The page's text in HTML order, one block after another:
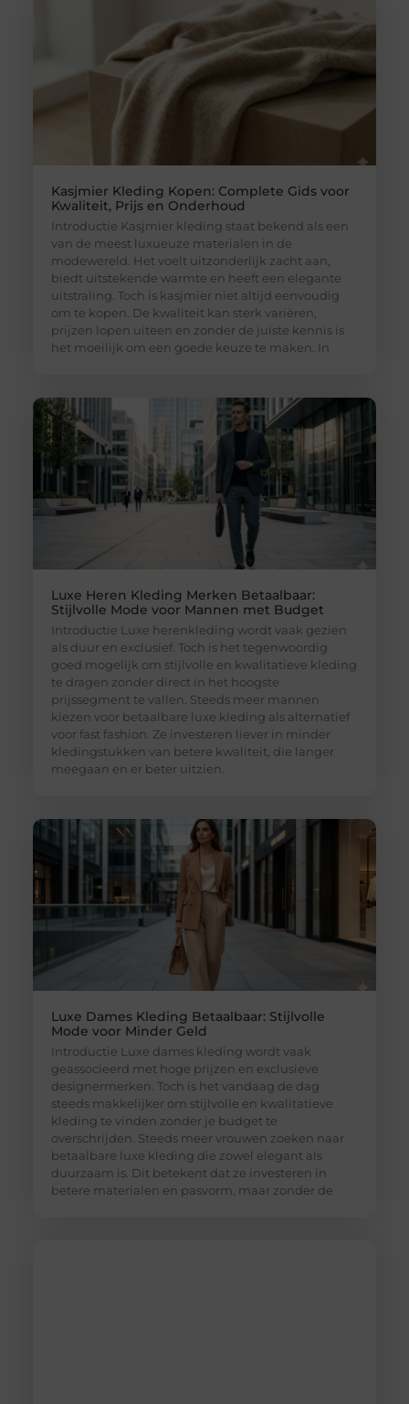
Kasjmier Kleding Kopen: Complete Gids voor
Kwaliteit, Prijs en Onderhoud
Introductie Kasjmier kleding staat bekend als een
van de meest luxueuze materialen in de
modewereld. Het voelt uitzonderlijk zacht aan,
biedt uitstekende warmte en heeft een elegante
uitstraling. Toch is kasjmier niet altijd eenvoudig
om te kopen. De kwaliteit kan sterk variëren,
prijzen lopen uiteen en zonder de juiste kennis is
het moeilijk om een goede keuze te maken. In
Luxe Heren Kleding Merken Betaalbaar:
Stijlvolle Mode voor Mannen met Budget
Introductie Luxe herenkleding wordt vaak gezien
als duur en exclusief. Toch is het tegenwoordig
goed mogelijk om stijlvolle en kwalitatieve kleding
te dragen zonder direct in het hoogste
prijssegment te vallen. Steeds meer mannen
kiezen voor betaalbare luxe kleding als alternatief
voor fast fashion. Ze investeren liever in minder
kledingstukken van betere kwaliteit, die langer
meegaan en er beter uitzien.
Luxe Dames Kleding Betaalbaar: Stijlvolle
Mode voor Minder Geld
Introductie Luxe dames kleding wordt vaak
geassocieerd met hoge prijzen en exclusieve
designermerken. Toch is het vandaag de dag
steeds makkelijker om stijlvolle en kwalitatieve
kleding te vinden zonder je budget te
overschrijden. Steeds meer vrouwen zoeken naar
betaalbare luxe kleding die zowel elegant als
duurzaam is. Dit betekent dat ze investeren in
betere materialen en pasvorm, maar zonder de